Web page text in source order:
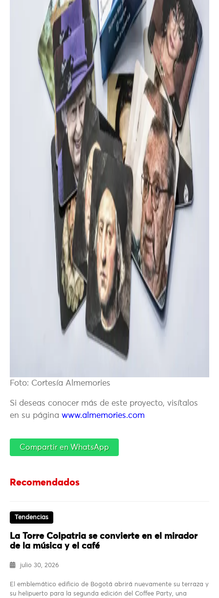
Foto: Cortesía Almemories
Si deseas conocer más de este proyecto, visítalos
en su página www.almemories.com
Compartir en WhatsApp
Recomendados
Tendencias
La Torre Colpatria se convierte en el mirador
de la música y el café
julio 30, 2026
El emblemático edificio de Bogotá abrirá nuevamente su terraza y
su helipuerto para la segunda edición del Coffee Party, una